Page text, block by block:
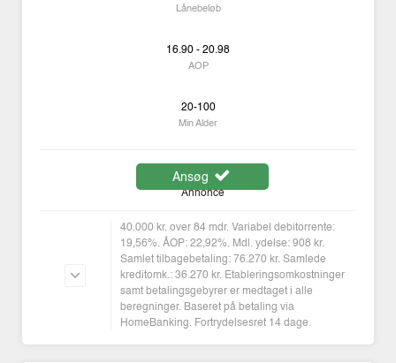
Lånebeløb
16.90 - 20.98
AOP
20-100
Min Alder
Ansøg
Annonce
40.000 kr. over 84 mdr. Variabel debitorrente:
19,56%. ÅOP: 22,92%. Mdl. ydelse: 908 kr.
Samlet tilbagebetaling: 76.270 kr. Samlede
kreditomk.: 36.270 kr. Etableringsomkostninger
samt betalingsgebyrer er medtaget i alle
beregninger. Baseret på betaling via
HomeBanking. Fortrydelsesret 14 dage.